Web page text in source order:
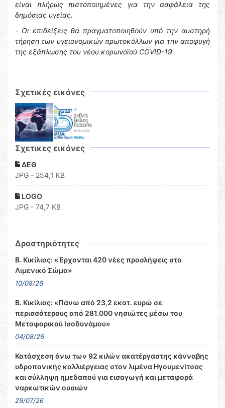
είναι πλήρως πιστοποιημένες για την ασφάλεια της
δημόσιας υγείας.
- Οι επιδείξεις θα πραγματοποιηθούν υπό την αυστηρή
τήρηση των υγειονομικών πρωτοκόλλων για την αποφυγή
της εξάπλωσης του νέου κορωνοϊού COVID-19.
Σχετικές εικόνες
Σχετικες εικόνες
ΔΕΘ
JPG - 254,1 KB
LOGO
JPG - 74,7 KB
Δραστηριότητες
Β. Κικίλιας: «Έρχονται 420 νέες προσλήψεις στο
Λιμενικό Σώμα»
10/08/26
Β. Κικίλιας: «Πάνω από 23,2 εκατ. ευρώ σε
περισσότερους από 281.000 νησιώτες μέσω του
Μεταφορικού Ισοδυνάμου»
04/08/26
Κατάσχεση άνω των 92 κιλών ακατέργαστης κάνναβης
υδροπονικής καλλιέργειας στον λιμένα Ηγουμενίτσας
και σύλληψη ημεδαπού για εισαγωγή και μεταφορά
ναρκωτικών ουσιών
29/07/26